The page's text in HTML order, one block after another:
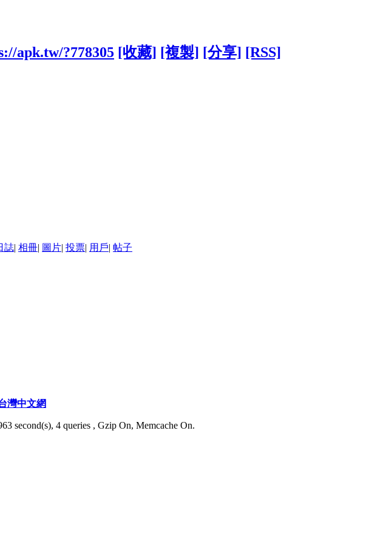
apk.tw/?778305 [收藏] [複製] [分享] [RSS]
誌| 相冊| 圖片| 投票| 用戶| 帖子
灣中文網
second(s), 4 queries , Gzip On, Memcache On.